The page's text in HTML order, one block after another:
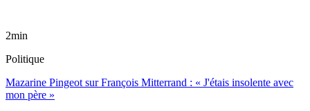
2min
Politique
Mazarine Pingeot sur François Mitterrand : « J'étais insolente avec
mon père »